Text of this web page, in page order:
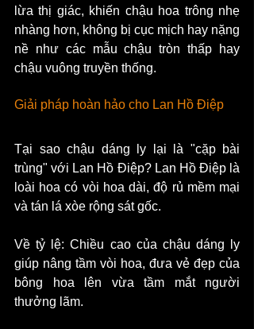
lừa thị giác, khiến chậu hoa trông nhẹ
nhàng hơn, không bị cục mịch hay nặng
nề như các mẫu chậu tròn thấp hay
chậu vuông truyền thống.
Giải pháp hoàn hảo cho Lan Hồ Điệp
Tại sao chậu dáng ly lại là "cặp bài
trùng" với Lan Hồ Điệp? Lan Hồ Điệp là
loài hoa có vòi hoa dài, độ rủ mềm mại
và tán lá xòe rộng sát gốc.
Về tỷ lệ: Chiều cao của chậu dáng ly
giúp nâng tầm vòi hoa, đưa vẻ đẹp của
bông hoa lên vừa tầm mắt người
thưởng lãm.